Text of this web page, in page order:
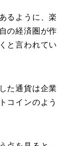
るように、楽
の経済圏が作
と言われてい
た通貨は企業
コインのよう